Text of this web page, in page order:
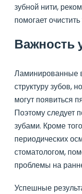
зубной нити,
помогает
Важность
Ламинированные
структуру зубов,
могут появиться
Поэтому следует
зубами. Кроме
периодических
стоматологом,
проблемы на
Успешные